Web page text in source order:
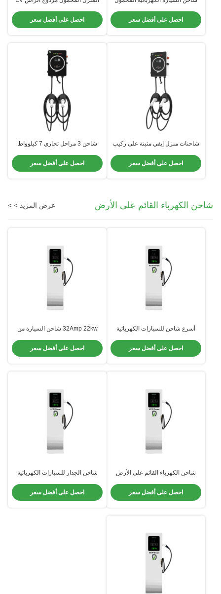
أسرع شاحن المنزل
احصل على أفضل سعر
احصل على أفضل سعر
شاحنات منزل إيفي مثبتة على ركيب
السكني
احصل على أفضل سعر
شاحن 3 مراحل تجاري 7 كيلوواط
IP54
احصل على أفضل سعر
شاحن الكهرباء القائم على الأرض عرض المزيد > >
أسرع شاحن للسيارات الكهربائية
شاحن للسيارة
احصل على أفضل سعر
32Amp 22kw شاحن السيارة من
الكهربائية
احصل على أفضل سعر
شاحن الكهرباء القائم على الأرض
احصل على أفضل سعر
شاحن الجدار للسيارات الكهربائية
احصل على أفضل سعر